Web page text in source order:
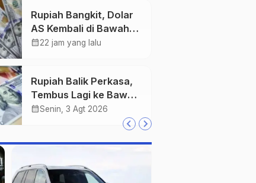
Rupiah Bangkit, Dolar
AS Kembali di Bawah
Rp18.000
calendar_month22 jam yang lalu
Rupiah Balik Perkasa,
Tembus Lagi ke Bawah
Rp18.000 per Dolar AS
calendar_monthSenin, 3 Agt 2026